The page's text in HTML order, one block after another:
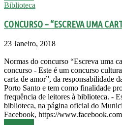
Biblioteca
CONCURSO – “ESCREVA UMA
23 Janeiro, 2018
Normas do concurso “Escreva uma
concurso - Este é um concurso
carta de amor”, da responsabilidade
Porto Santo e tem como finalidade
frequência de leitores à biblioteca. -
biblioteca, na página oficial do
Facebook, https://